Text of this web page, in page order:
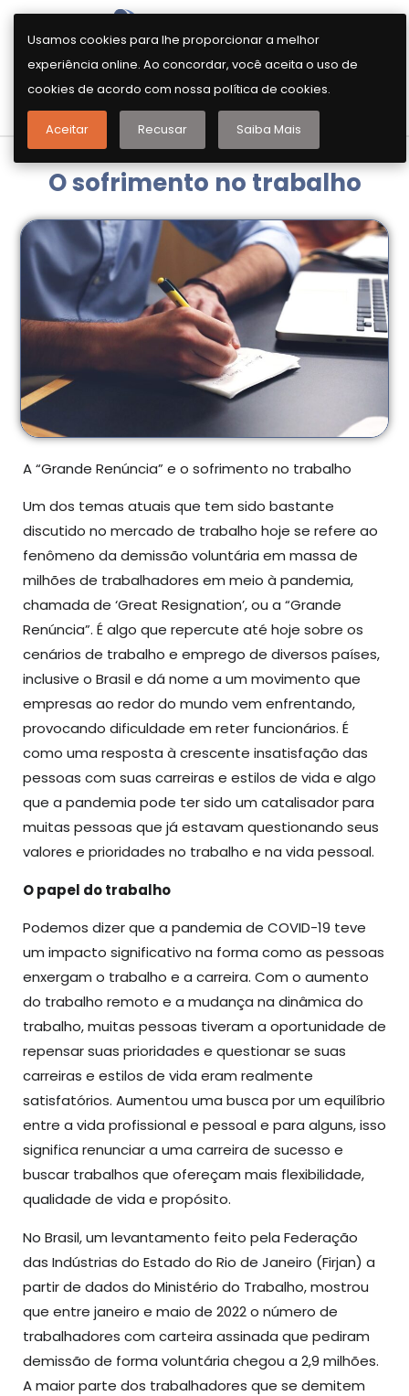
AGENDE SUA CONVERSA INICIAL
O sofrimento no trabalho
A “Grande Renúncia” e o sofrimento no trabalho
Um dos temas atuais que tem sido bastante
discutido no mercado de trabalho hoje se refere ao
fenômeno da demissão voluntária em massa de
milhões de trabalhadores em meio à pandemia,
chamada de ‘Great Resignation’, ou a “Grande
Renúncia”. É algo que repercute até hoje sobre os
cenários de trabalho e emprego de diversos países,
inclusive o Brasil e dá nome a um movimento que
empresas ao redor do mundo vem enfrentando,
provocando dificuldade em reter funcionários. É
como uma resposta à crescente insatisfação das
pessoas com suas carreiras e estilos de vida e algo
que a pandemia pode ter sido um catalisador para
muitas pessoas que já estavam questionando seus
valores e prioridades no trabalho e na vida pessoal.
O papel do trabalho
Podemos dizer que a pandemia de COVID-19 teve
um impacto significativo na forma como as pessoas
enxergam o trabalho e a carreira. Com o aumento
do trabalho remoto e a mudança na dinâmica do
trabalho, muitas pessoas tiveram a oportunidade de
repensar suas prioridades e questionar se suas
carreiras e estilos de vida eram realmente
satisfatórios. Aumentou uma busca por um equilíbrio
entre a vida profissional e pessoal e para alguns, isso
significa renunciar a uma carreira de sucesso e
buscar trabalhos que ofereçam mais flexibilidade,
qualidade de vida e propósito.
No Brasil, um levantamento feito pela Federação
das Indústrias do Estado do Rio de Janeiro (Firjan) a
partir de dados do Ministério do Trabalho, mostrou
que entre janeiro e maio de 2022 o número de
trabalhadores com carteira assinada que pediram
demissão de forma voluntária chegou a 2,9 milhões.
A maior parte dos trabalhadores que se demitem
Usamos cookies para lhe proporcionar a melhor
experiência online. Ao concordar, você aceita o uso de
cookies de acordo com nossa política de cookies.
Aceitar Recusar Saiba Mais